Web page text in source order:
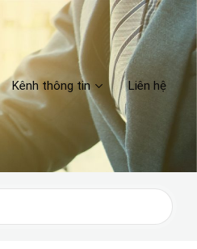
Kênh thông tin Liên hệ